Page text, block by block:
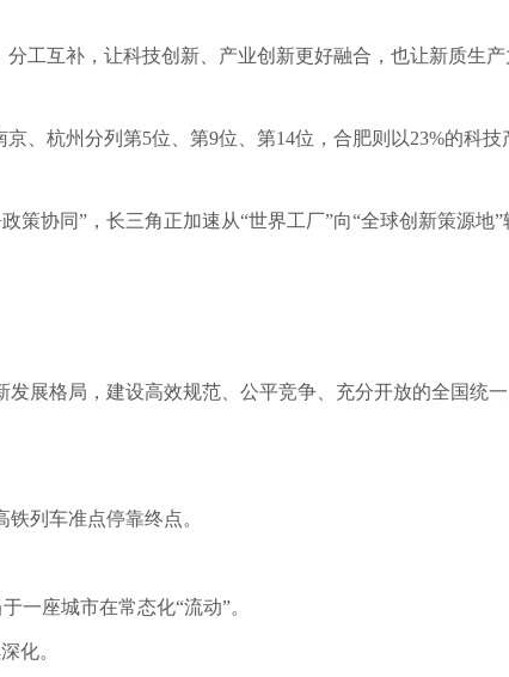
分工互补，让科技创新、产业创新更好融合，也让新质生
、杭州分列第5位、第9位、第14位，合肥则以23%的科技
策协同”，长三角正加速从“世界工厂”向“全球创新策源地”
展格局，建设高效规范、公平竞争、充分开放的全国统
铁列车准点停靠终点。
一座城市在常态化“流动”。
化。